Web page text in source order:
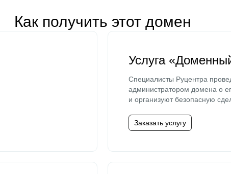
Как получить этот домен
Услуга
Специалисты Руцентра
администратором домена о
и организуют безопасную
Заказать услугу